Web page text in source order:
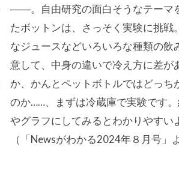
――。自由研究の面白そうなテーマ
たボットンは、さっそく実験に挑戦
なジュースなどいろいろな種類の飲
意して、中身の違いで冷え方に差が
か、かんとペットボトルではどっち
のか……、まずは冷蔵庫で実験です
やグラフにしてみるとわかりやすい
（「Newsがわかる2024年８月号」